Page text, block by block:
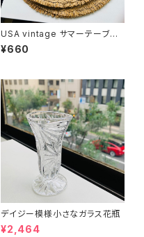
USA vintage サマーテーブル
マット
¥660
デイジー模様小さなガラス花瓶
¥2,464